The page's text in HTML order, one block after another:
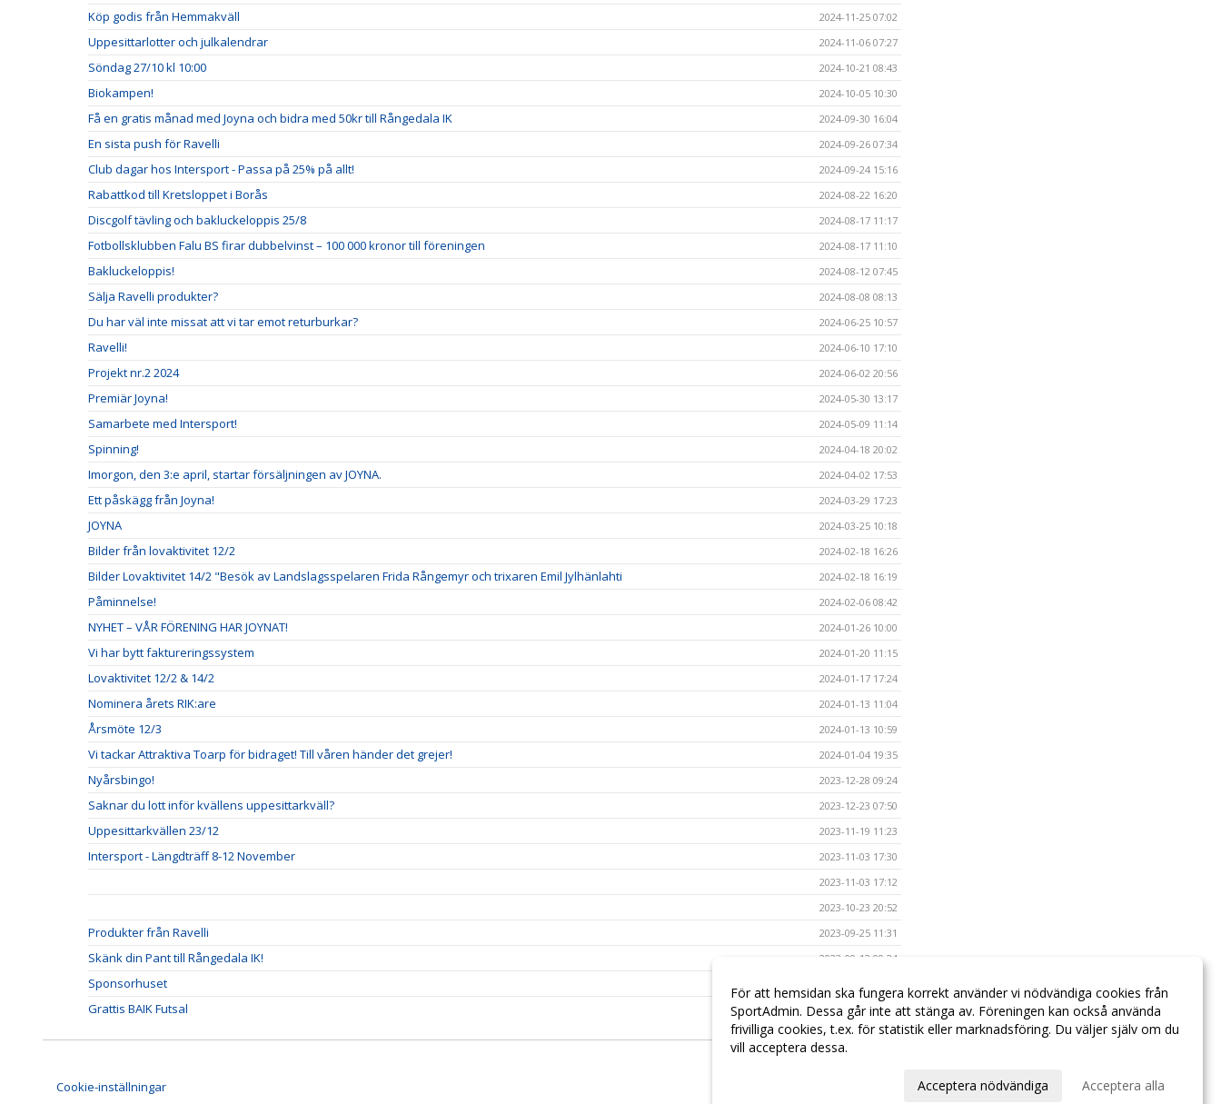
Köp godis från Hemmakväll 2024-11-25 07:02
Uppesittarlotter och julkalendrar 2024-11-06 07:27
Söndag 27/10 kl 10:00 2024-10-21 08:43
Biokampen! 2024-10-05 10:30
Få en gratis månad med Joyna och bidra med 50kr till Rångedala IK 2024-09-30 16:04
En sista push för Ravelli 2024-09-26 07:34
Club dagar hos Intersport - Passa på 25% på allt! 2024-09-24 15:16
Rabattkod till Kretsloppet i Borås 2024-08-22 16:20
Discgolf tävling och bakluckeloppis 25/8 2024-08-17 11:17
Fotbollsklubben Falu BS firar dubbelvinst – 100 000 kronor till föreningen 2024-08-17 11:10
Bakluckeloppis! 2024-08-12 07:45
Sälja Ravelli produkter? 2024-08-08 08:13
Du har väl inte missat att vi tar emot returburkar? 2024-06-25 10:57
Ravelli! 2024-06-10 17:10
Projekt nr.2 2024 2024-06-02 20:56
Premiär Joyna! 2024-05-30 13:17
Samarbete med Intersport! 2024-05-09 11:14
Spinning! 2024-04-18 20:02
Imorgon, den 3:e april, startar försäljningen av JOYNA. 2024-04-02 17:53
Ett påskägg från Joyna! 2024-03-29 17:23
JOYNA 2024-03-25 10:18
Bilder från lovaktivitet 12/2 2024-02-18 16:26
Bilder Lovaktivitet 14/2 "Besök av Landslagsspelaren Frida Rångemyr och trixaren Emil Jylhänlahti 2024-02-18 16:19
Påminnelse! 2024-02-06 08:42
NYHET – VÅR FÖRENING HAR JOYNAT! 2024-01-26 10:00
Vi har bytt faktureringssystem 2024-01-20 11:15
Lovaktivitet 12/2 & 14/2 2024-01-17 17:24
Nominera årets RIK:are 2024-01-13 11:04
Årsmöte 12/3 2024-01-13 10:59
Vi tackar Attraktiva Toarp för bidraget! Till våren händer det grejer! 2024-01-04 19:35
Nyårsbingo! 2023-12-28 09:24
Saknar du lott inför kvällens uppesittarkväll? 2023-12-23 07:50
Uppesittarkvällen 23/12 2023-11-19 11:23
Intersport - Längdträff 8-12 November
2023-11-03 17:30
2023-11-03 17:12
2023-10-23 20:52
Produkter från Ravelli 2023-09-25 11:31
Skänk din Pant till Rångedala IK! 2023-09-12 09:24
Sponsorhuset
Grattis BAIK Futsal 2023-04-03 15:32
Cookie-inställningar
För att hemsidan ska fungera korrekt använder vi nödvändiga cookies från
SportAdmin. Dessa går inte att stänga av. Föreningen kan också använda
frivilliga cookies, t.ex. för statistik eller marknadsföring. Du väljer själv om du
vill acceptera dessa.
Acceptera nödvändiga Acceptera alla